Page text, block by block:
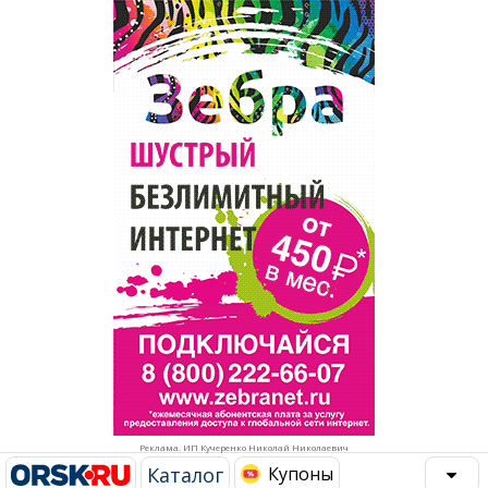
Реклама. ИП Кучеренко Николай Николаевич
Каталог Купоны
Рестораны, кафе, бары
Развлечения и отдых
Спорт Фитнес
Недвижимость
Красота Косметология
Торговля
Бизнес и финансы
Юристы, Экспертиза, Страхование
Ремонт
Социальные организации
Это интересно
Администрация
Популярное →